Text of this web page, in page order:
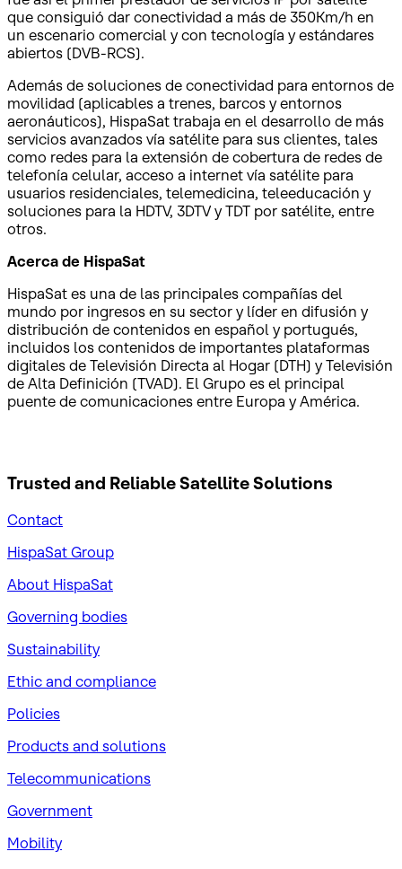
que consiguió dar conectividad a más de 350Km/h en
un escenario comercial y con tecnología y estándares
abiertos (DVB-RCS).
Además de soluciones de conectividad para entornos de
movilidad (aplicables a trenes, barcos y entornos
aeronáuticos), HispaSat trabaja en el desarrollo de más
servicios avanzados vía satélite para sus clientes, tales
como redes para la extensión de cobertura de redes de
telefonía celular, acceso a internet vía satélite para
usuarios residenciales, telemedicina, teleeducación y
soluciones para la HDTV, 3DTV y TDT por satélite, entre
otros.
Acerca de HispaSat
HispaSat es una de las principales compañías del
mundo por ingresos en su sector y líder en difusión y
distribución de contenidos en español y portugués,
incluidos los contenidos de importantes plataformas
digitales de Televisión Directa al Hogar (DTH) y Televisión
de Alta Definición (TVAD). El Grupo es el principal
puente de comunicaciones entre Europa y América.
Trusted and ReliableSatellite Solutions
Contact
HispaSat Group
About HispaSat
Governing bodies
Sustainability
​Ethic and compliance
Policies
Products and solutions
Telecommunications
Government
Mobility